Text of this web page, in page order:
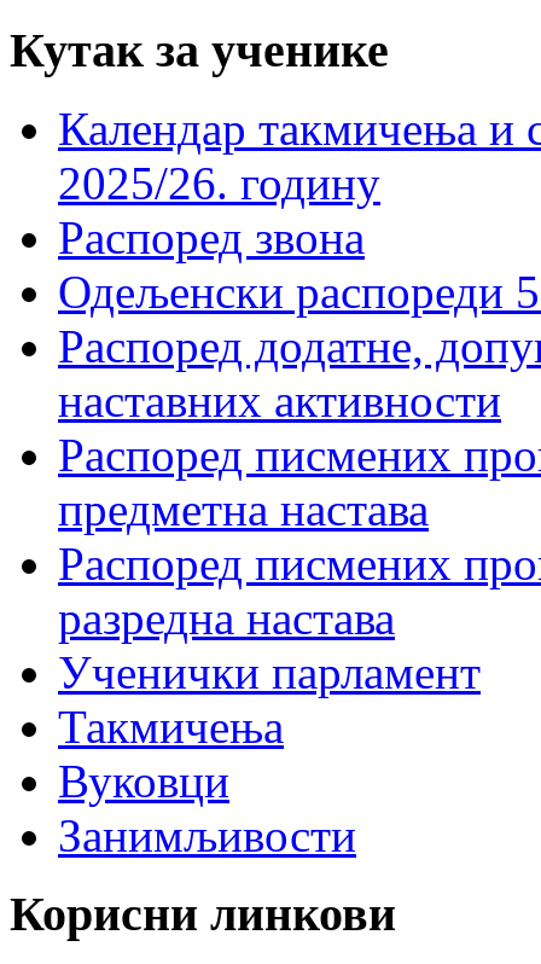
Кутак за ученике
Календар такмичења
2025/26. годину
Распоред звона
Одељенски распореди
Распоред додатне,
наставних активности
Распоред писмених
предметна настава
Распоред писмених
разредна настава
Ученички парламент
Такмичења
Вуковци
Занимљивости
Корисни линкови